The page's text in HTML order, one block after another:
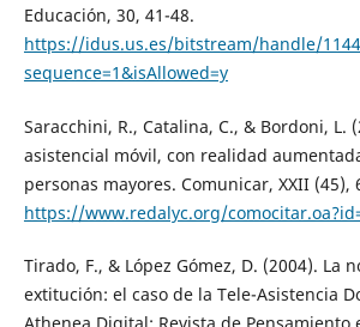
Educación, 30, 41-48.
https://idus.us.es/bitstream/handle/
sequence=1&isAllowed=y
Saracchini, R., Catalina, C., & Bordoni, L.
asistencial móvil, con realidad
personas mayores. Comunicar, XXII (45),
https://www.redalyc.org/
Tirado, F., & López Gómez, D. (2004). La
extitución: el caso de la Tele-Asistencia
Athenea Digital: Revista de Pensamiento